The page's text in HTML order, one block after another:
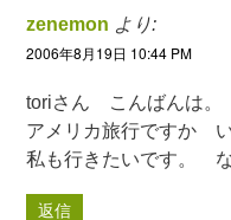
zenemon より:
2006年8月19日 10:44 PM
toriさん こんばんは。
アメリカ旅行ですか い
私も行きたいです。 な
返信